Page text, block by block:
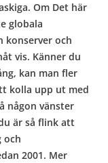
Om Det här
globala
konserver och
vis. Känner du
kan man fler
kolla upp ut med
någon vänster
är så flink att
och
2001. Mer